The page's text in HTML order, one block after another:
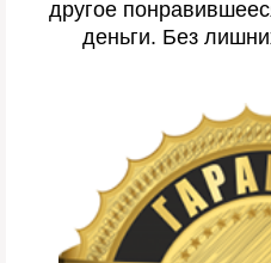
другое
деньги. Без